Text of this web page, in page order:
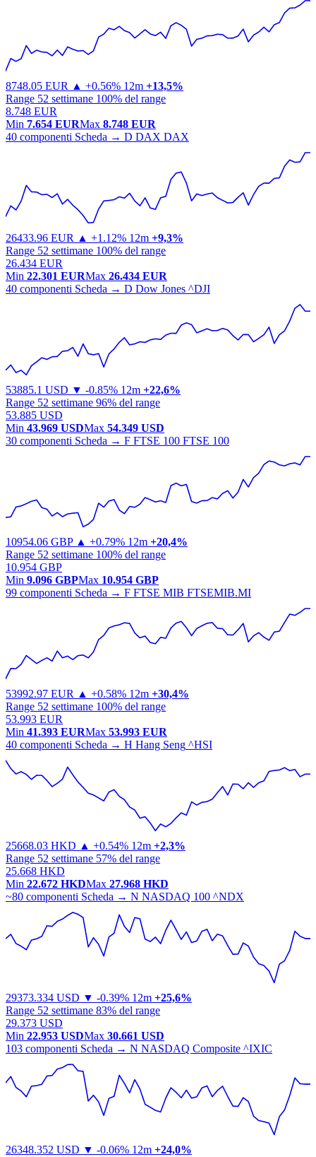
8748.05 EUR ▲ +0.56% 12m +13,5%
Range 52 settimane 100% del range
8.748 EUR
Min 7.654 EURMax 8.748 EUR
40 componenti Scheda → D DAX DAX
26433.96 EUR ▲ +1.12% 12m +9,3%
Range 52 settimane 100% del range
26.434 EUR
Min 22.301 EURMax 26.434 EUR
40 componenti Scheda → D Dow Jones ^DJI
53885.1 USD ▼ -0.85% 12m +22,6%
Range 52 settimane 96% del range
53.885 USD
Min 43.969 USDMax 54.349 USD
30 componenti Scheda → F FTSE 100 FTSE 100
10954.06 GBP ▲ +0.79% 12m +20,4%
Range 52 settimane 100% del range
10.954 GBP
Min 9.096 GBPMax 10.954 GBP
99 componenti Scheda → F FTSE MIB FTSEMIB.MI
53992.97 EUR ▲ +0.58% 12m +30,4%
Range 52 settimane 100% del range
53.993 EUR
Min 41.393 EURMax 53.993 EUR
40 componenti Scheda → H Hang Seng ^HSI
25668.03 HKD ▲ +0.54% 12m +2,3%
Range 52 settimane 57% del range
25.668 HKD
Min 22.672 HKDMax 27.968 HKD
~80 componenti Scheda → N NASDAQ 100 ^NDX
29373.334 USD ▼ -0.39% 12m +25,6%
Range 52 settimane 83% del range
29.373 USD
Min 22.953 USDMax 30.661 USD
103 componenti Scheda → N NASDAQ Composite ^IXIC
26348.352 USD ▼ -0.06% 12m +24,0%